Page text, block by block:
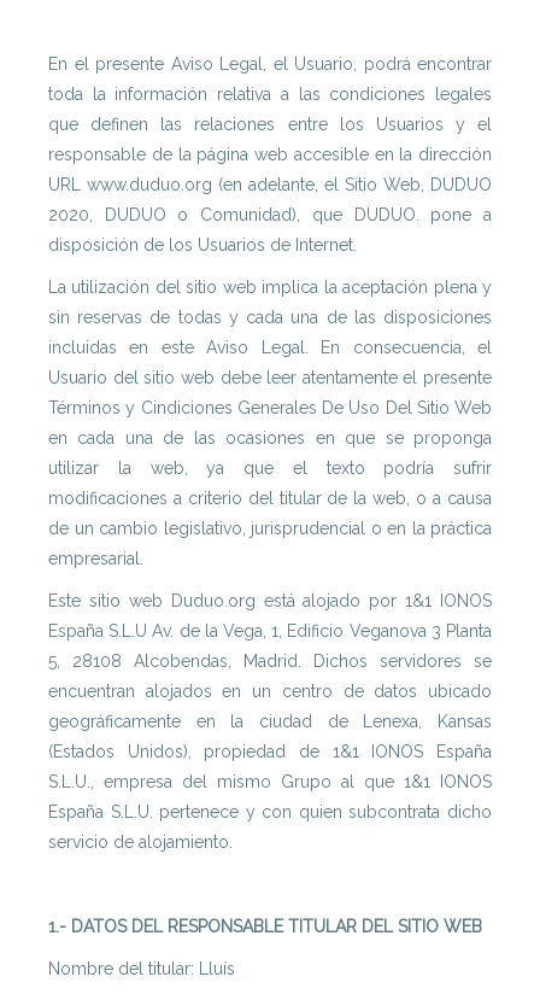
En el presente Aviso Legal, el Usuario, podrá encontrar
toda la información relativa a las condiciones legales
que definen las relaciones entre los Usuarios y el
responsable de la página web accesible en la dirección
URL www.duduo.org (en adelante, el Sitio Web, DUDUO
2020, DUDUO o Comunidad), que DUDUO. pone a
disposición de los Usuarios de Internet.
La utilización del sitio web implica la aceptación plena y
sin reservas de todas y cada una de las disposiciones
incluidas en este Aviso Legal. En consecuencia, el
Usuario del sitio web debe leer atentamente el presente
Términos y Cindiciones Generales De Uso Del Sitio Web
en cada una de las ocasiones en que se proponga
utilizar la web, ya que el texto podría sufrir
modificaciones a criterio del titular de la web, o a causa
de un cambio legislativo, jurisprudencial o en la práctica
empresarial.
Este sitio web Duduo.org está alojado por 1&1 IONOS
España S.L.U Av. de la Vega, 1, Edificio Veganova 3 Planta
5, 28108 Alcobendas, Madrid. Dichos servidores se
encuentran alojados en un centro de datos ubicado
geográficamente en la ciudad de Lenexa, Kansas
(Estados Unidos), propiedad de 1&1 IONOS España
S.L.U., empresa del mismo Grupo al que 1&1 IONOS
España S.L.U. pertenece y con quien subcontrata dicho
servicio de alojamiento.
1.- DATOS DEL RESPONSABLE TITULAR DEL SITIO WEB
Nombre del titular: Lluís